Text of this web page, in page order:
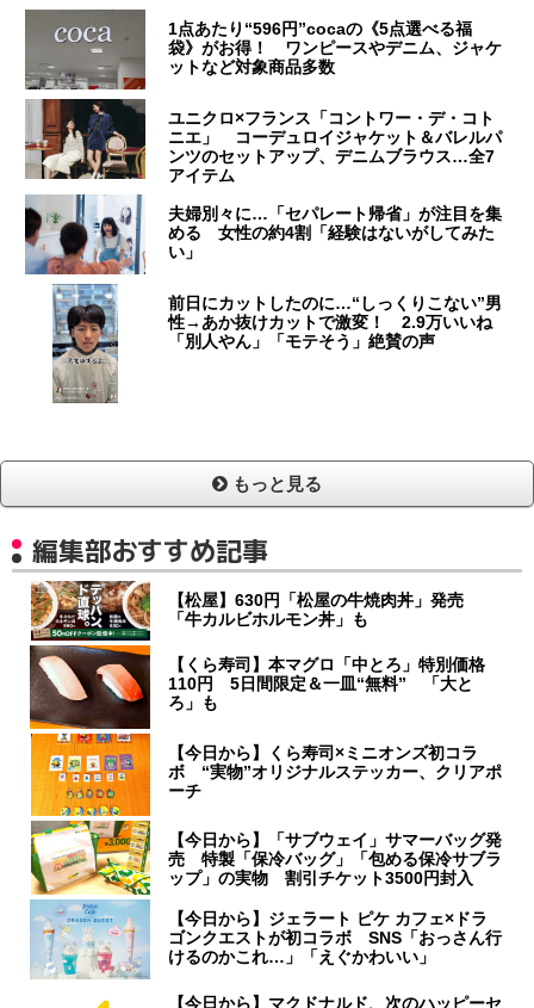
1点あたり“596円”cocaの《5点選べる福
袋》がお得！ ワンピースやデニム、ジャケ
ットなど対象商品多数
ユニクロ×フランス「コントワー・デ・コト
ニエ」 コーデュロイジャケット＆バレルパ
ンツのセットアップ、デニムブラウス…全7
アイテム
夫婦別々に…「セパレート帰省」が注目を集
める 女性の約4割「経験はないがしてみた
い」
前日にカットしたのに…“しっくりこない”男
性→あか抜けカットで激変！ 2.9万いいね
「別人やん」「モテそう」絶賛の声
もっと見る
編集部おすすめ記事
【松屋】630円「松屋の牛焼肉丼」発売
「牛カルビホルモン丼」も
【くら寿司】本マグロ「中とろ」特別価格
110円 5日間限定＆一皿“無料” 「大と
ろ」も
【今日から】くら寿司×ミニオンズ初コラ
ボ “実物”オリジナルステッカー、クリアポ
ーチ
【今日から】「サブウェイ」サマーバッグ発
売 特製「保冷バッグ」「包める保冷サブラ
ップ」の実物 割引チケット3500円封入
【今日から】ジェラート ピケ カフェ×ドラ
ゴンクエストが初コラボ SNS「おっさん行
けるのかこれ…」「えぐかわいい」
【今日から】マクドナルド、次のハッピーセ